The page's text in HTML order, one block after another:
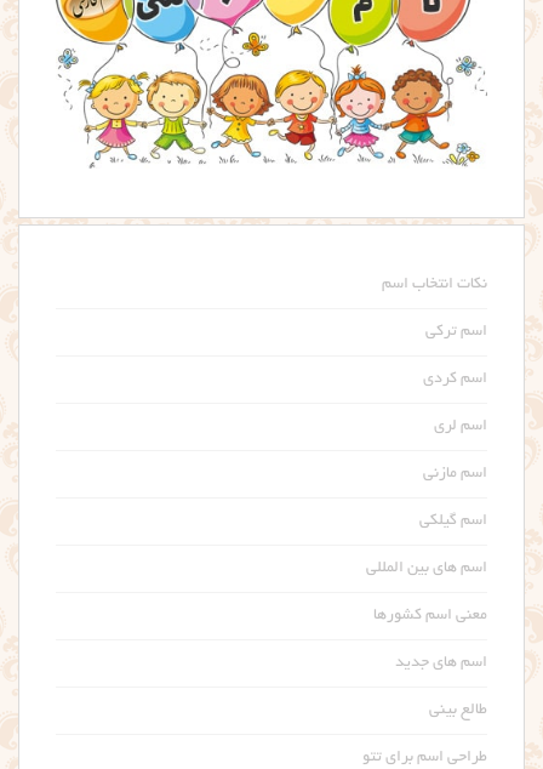
نکات انتخاب اسم
اسم ترکی
اسم کردی
اسم لری
اسم مازنی
اسم گیلکی
اسم های بین المللی
معنی اسم کشورها
اسم های جدید
طالع بینی
طراحی اسم برای تتو